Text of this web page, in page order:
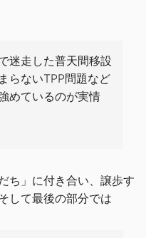
迷走した普天間移設
らないTPP問題など
めているのが実情
ち」に付き合い、譲歩す
して最後の部分では